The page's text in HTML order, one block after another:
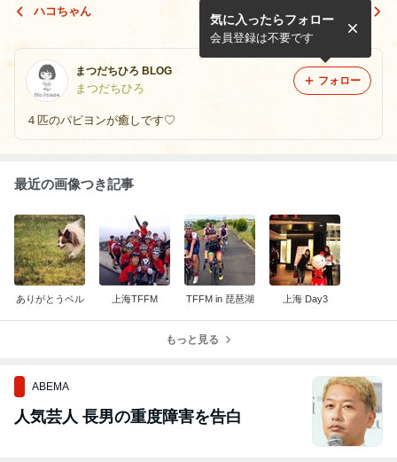
ハコちゃん シクロクロッサー
まつだちひろ BLOG
まつだちひろ
４匹のパピヨンが癒しです♡
気に入ったらフォロー
会員登録は不要です
フォロー
最近の画像つき記事
ありがとうベル 上海TFFM TFFM in 琵琶湖 上海 Day3
もっと見る
ABEMA
人気芸人 長男の重度障害を告白